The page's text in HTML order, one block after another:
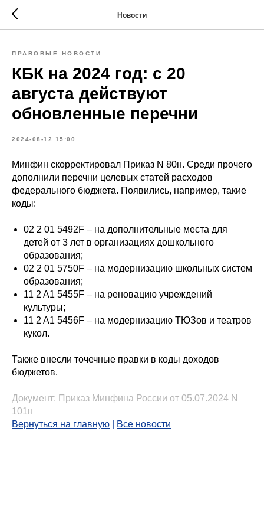
Новости
ПРАВОВЫЕ НОВОСТИ
КБК на 2024 год: с 20
августа действуют
обновленные перечни
2024-08-12 15:00
Минфин скорректировал Приказ N 80н. Среди прочего
дополнили перечни целевых статей расходов
федерального бюджета. Появились, например, такие
коды:
02 2 01 5492F – на дополнительные места для
детей от 3 лет в организациях дошкольного
образования;
02 2 01 5750F – на модернизацию школьных систем
образования;
11 2 A1 5455F – на реновацию учреждений
культуры;
11 2 A1 5456F – на модернизацию ТЮЗов и театров
кукол.
Также внесли точечные правки в коды доходов
бюджетов.
Документ: Приказ Минфина России от 05.07.2024 N
101н
Вернуться на главную
Все новости